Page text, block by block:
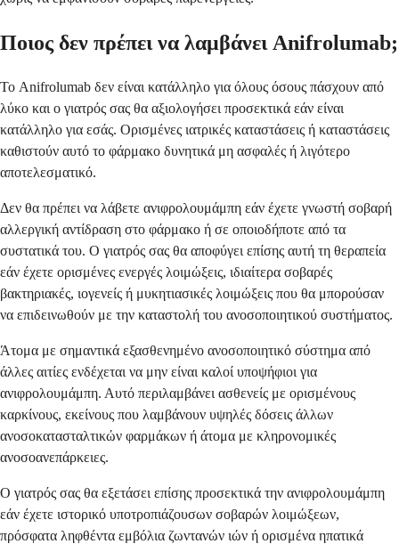
Ποιος δεν πρέπει να λαμβάνει Anifrolumab;
Το Anifrolumab δεν είναι κατάλληλο για όλους όσους πάσχουν από
λύκο και ο γιατρός σας θα αξιολογήσει προσεκτικά εάν είναι
κατάλληλο για εσάς. Ορισμένες ιατρικές καταστάσεις ή καταστάσεις
καθιστούν αυτό το φάρμακο δυνητικά μη ασφαλές ή λιγότερο
αποτελεσματικό.
Δεν θα πρέπει να λάβετε ανιφρολουμάμπη εάν έχετε γνωστή σοβαρή
αλλεργική αντίδραση στο φάρμακο ή σε οποιοδήποτε από τα
συστατικά του. Ο γιατρός σας θα αποφύγει επίσης αυτή τη θεραπεία
εάν έχετε ορισμένες ενεργές λοιμώξεις, ιδιαίτερα σοβαρές
βακτηριακές, ιογενείς ή μυκητιασικές λοιμώξεις που θα μπορούσαν
να επιδεινωθούν με την καταστολή του ανοσοποιητικού συστήματος.
Άτομα με σημαντικά εξασθενημένο ανοσοποιητικό σύστημα από
άλλες αιτίες ενδέχεται να μην είναι καλοί υποψήφιοι για
ανιφρολουμάμπη. Αυτό περιλαμβάνει ασθενείς με ορισμένους
καρκίνους, εκείνους που λαμβάνουν υψηλές δόσεις άλλων
ανοσοκατασταλτικών φαρμάκων ή άτομα με κληρονομικές
ανοσοανεπάρκειες.
Ο γιατρός σας θα εξετάσει επίσης προσεκτικά την ανιφρολουμάμπη
εάν έχετε ιστορικό υποτροπιάζουσων σοβαρών λοιμώξεων,
πρόσφατα ληφθέντα εμβόλια ζωντανών ιών ή ορισμένα ηπατικά